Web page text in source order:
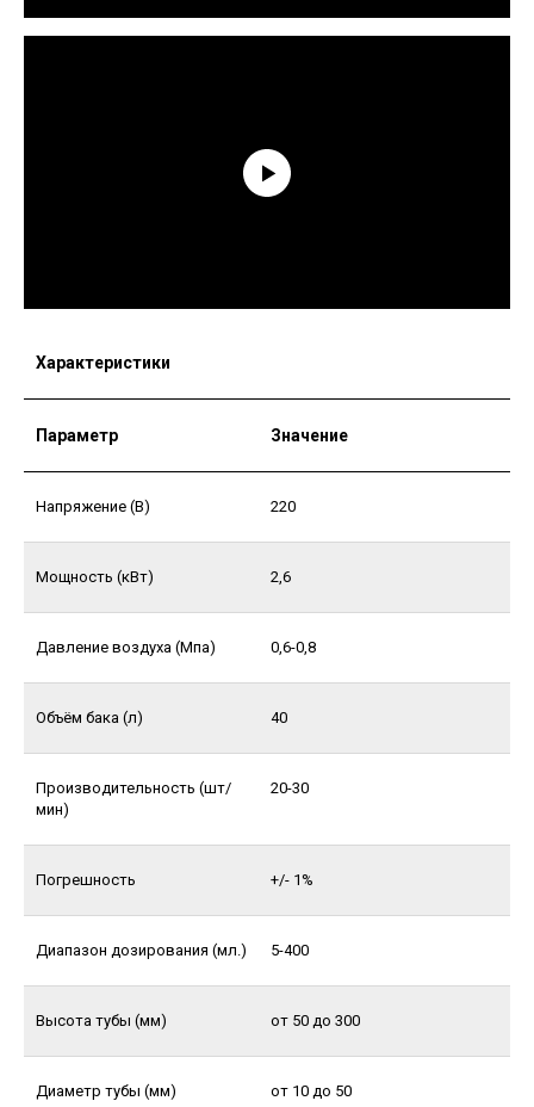
Характеристики
Параметр Значение
Напряжение (В) 220
Мощность (кВт) 2,6
Давление воздуха (Мпа) 0,6-0,8
Объём бака (л) 40
Производительность (шт/
мин)
20-30
Погрешность +/- 1%
Диапазон дозирования (мл.) 5-400
Высота тубы (мм) от 50 до 300
Диаметр тубы (мм) от 10 до 50